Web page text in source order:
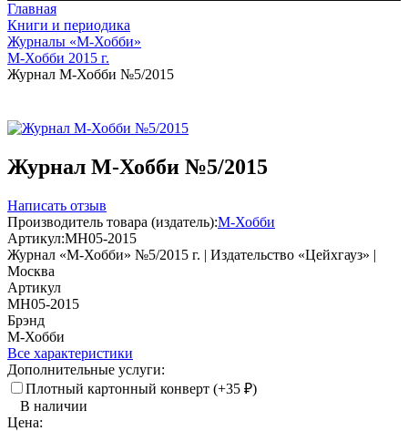
Главная
Книги и периодика
Журналы «М-Хобби»
М-Хобби 2015 г.
Журнал М-Хобби №5/2015
Журнал М-Хобби №5/2015
Написать отзыв
Производитель товара (издатель):М-Хобби
Артикул:MH05-2015
Журнал «М-Хобби» №5/2015 г. | Издательство «Цейхгауз» |
Москва
Артикул
MH05-2015
Брэнд
М-Хобби
Все характеристики
Дополнительные услуги:
Плотный картонный конверт (+35 ₽)
В наличии
Цена: